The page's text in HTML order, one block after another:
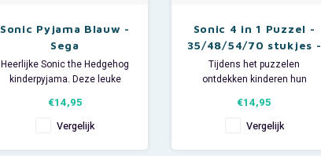
Sonic Pyjama Blauw -
Sega
Heerlijke Sonic the Hedgehog
kinderpyjama. Deze leuke
mouwen en een lange broek.
Materiaal: 100% katoen.
€14,95
Vergelijk
Sonic 4 in 1 Puzzel -
35/48/54/70 stukjes -
Trefl
Tijdens het puzzelen
ontdekken kinderen hun
Sonic the Hedgeghog
puzzeldoos zitten 4 puzzels.
€14,95
Vergelijk